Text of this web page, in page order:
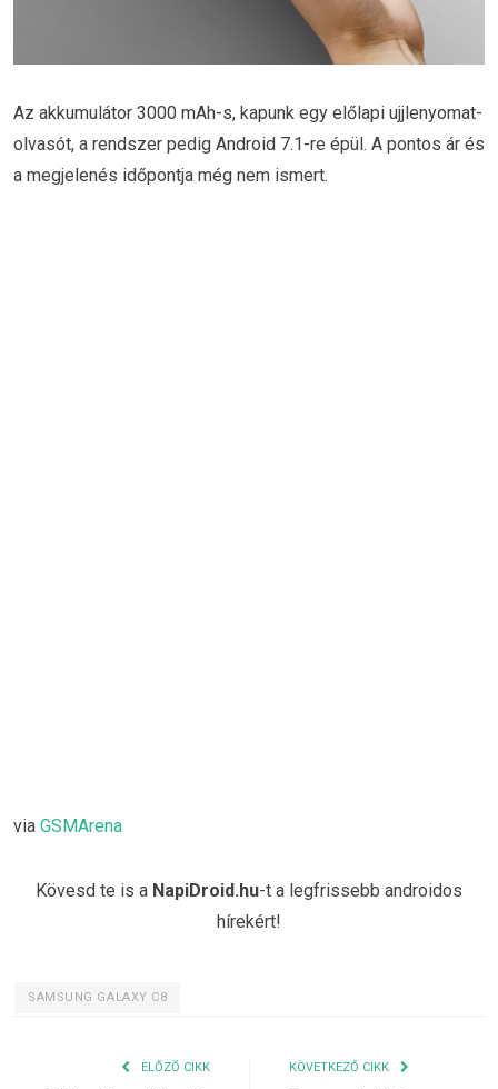
Az akkumulátor 3000 mAh-s, kapunk egy előlapi ujjlenyomat-
olvasót, a rendszer pedig Android 7.1-re épül. A pontos ár és
a megjelenés időpontja még nem ismert.
via GSMArena
Kövesd te is a NapiDroid.hu-t a legfrissebb androidos
hírekért!
SAMSUNG GALAXY C8
ELŐZŐ CIKK KÖVETKEZŐ CIKK